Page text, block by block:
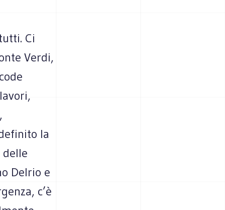
Ci
Verdi,
la
delle
Delrio e
c’è